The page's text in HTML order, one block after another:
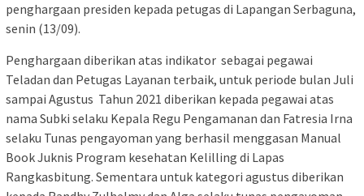
penghargaan presiden kepada petugas di Lapangan Serbaguna,
senin (13/09).
Penghargaan diberikan atas indikator sebagai pegawai
Teladan dan Petugas Layanan terbaik, untuk periode bulan Juli
sampai Agustus Tahun 2021 diberikan kepada pegawai atas
nama Subki selaku Kepala Regu Pengamanan dan Fatresia Irna
selaku Tunas pengayoman yang berhasil menggasan Manual
Book Juknis Program kesehatan Kelilling di Lapas
Rangkasbitung. Sementara untuk kategori agustus diberikan